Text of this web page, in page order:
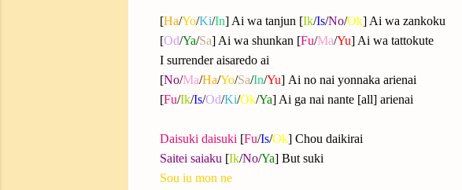
[Ha/Yo/Ki/In] Ai wa tanjun [Ik/Is/No/Ok] Ai wa zankoku
[Od/Ya/Sa] Ai wa shunkan [Fu/Ma/Yu] Ai wa tattokute
I surrender aisaredo ai
[No/Ma/Ha/Yo/Sa/In/Yu] Ai no nai yonnaka arienai
[Fu/Ik/Is/Od/Ki/Ok/Ya] Ai ga nai nante [all] arienai
Daisuki daisuki [Fu/Is/Ok] Chou daikirai
Saitei saiaku [Ik/No/Ya] But suki
Sou iu mon ne